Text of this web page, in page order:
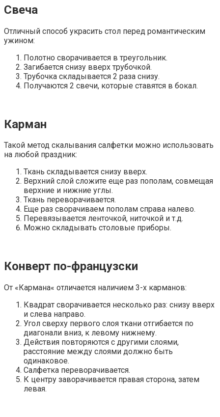
Свеча
Отличный способ украсить стол перед романтическим
ужином:
Полотно сворачивается в треугольник.
Загибается снизу вверх трубочкой.
Трубочка складывается 2 раза снизу.
Получаются 2 свечи, которые ставятся в бокал.
Карман
Такой метод скалывания салфетки можно использовать
на любой праздник:
Ткань складывается снизу вверх.
Верхний слой сложите еще раз пополам, совмещая
верхние и нижние углы.
Ткань переворачивается.
Еще раз сворачиваем пополам справа налево.
Перевязывается ленточкой, ниточкой и т.д.
Можно складывать столовые приборы.
Конверт по-французски
От «Кармана« отличается наличием 3-х карманов:
Квадрат сворачивается несколько раз: снизу вверх
и слева направо.
Угол сверху первого слоя ткани отгибается по
диагонали вниз, к левому нижнему.
Действия повторяются с другими слоями,
расстояние между слоями должно быть
одинаковое.
Салфетка переворачивается.
К центру заворачивается правая сторона, затем
левая.